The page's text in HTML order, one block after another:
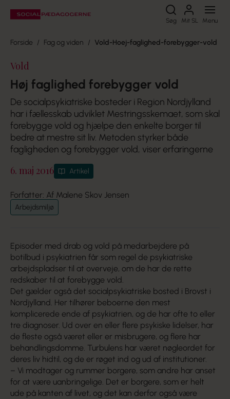
Søg Mit SL Menu
Søg
Forside Fag og viden Vold-Hoej-faglighed-forebygger-vold
Vold
Høj faglighed forebygger vold
De socialpsykiatriske bosteder i Region Nordjylland
har i fællesskab udviklet Mestringsskemaet, som skal
forebygge vold og hjælpe den enkelte borger til
bedre at mestre sit liv. Metoden styrker både
fagligheden og forebygger vold, viser erfaringerne
6. maj 2016 Artikel
Forfatter: Af Malene Skov Jensen
Arbejdsmiljø
Episoder med drab og vold på medarbejdere på
botilbud i psykiatrien får som regel de psykiatriske
arbejdspladser til at overveje, om de har de rette
redskaber til at forebygge vold.
Det gælder også det socialpsykiatriske bosted i Brovst i
Nordjylland. Her tilhører beboerne den mest
komplicerede ende af psykiatrien, og de har ofte to eller
tre diagnoser. Ud over en eller flere psykiske lidelser, har
de fleste også været eller er misbrugere, og flere har
behandlingsdomme. Turbulens har været nøgleordet for
deres liv hidtil, og de er røget ind og ud af institutioner.
– Vi modtager og rummer borgere, som andre har anset
for at være uanbringelige. Det er borgere, som er helt
ude på kanten af livet, og det kan derfor også være